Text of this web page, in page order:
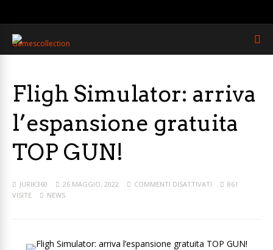
Fligh Simulator: arriva
l’espansione gratuita
TOP GUN!
JURIK360 26 MAGGIO, 2022 COMMENTI DISATTIVATI
861
VISITE
NEWS